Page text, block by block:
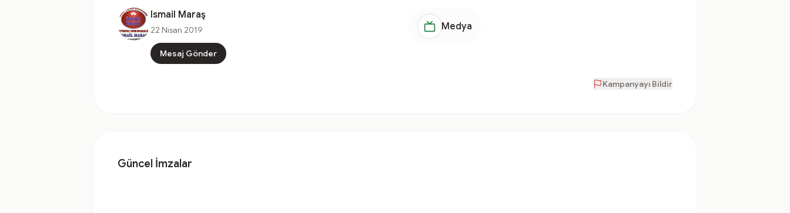
Ismail Maraş
22 Nisan 2019
Mesaj Gönder
Medya
Kampanyayı Bildir
Güncel İmzalar